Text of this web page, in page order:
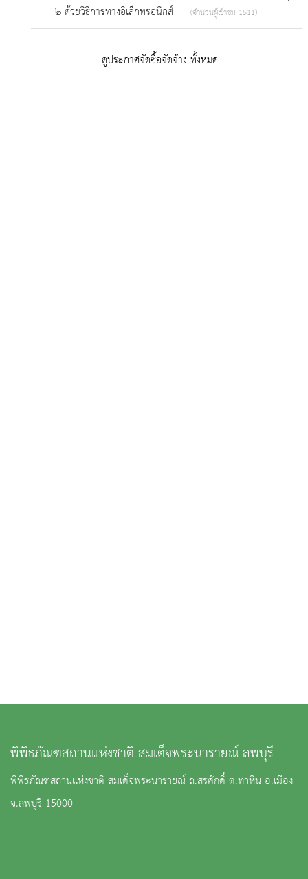
๒ ด้วยวิธีการทางอิเล็กทรอนิกส์
(จำนวนผู้เข้าชม 1511)
ดูประกาศจัดซื้อจัดจ้าง ทั้งหมด
-
พิพิธภัณฑสถานแห่งชาติ สมเด็จพระนารายณ์ ลพบุรี
พิพิธภัณฑสถานแห่งชาติ สมเด็จพระนารายณ์ ถ.สรศักดิ์ ต.ท่าหิน อ.เมือง
จ.ลพบุรี 15000